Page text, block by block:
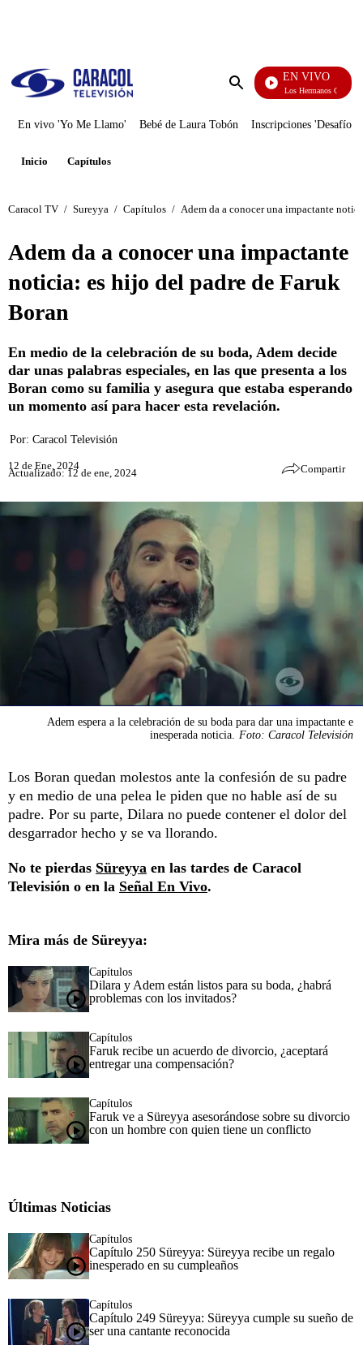
Enviar
EN VIVO
Cuentos De Los Hermanos Grimm
En vivo 'Yo Me Llamo' Bebé de Laura Tobón Inscripciones 'Desafío'
Inicio Capítulos
Caracol TV / Sureyya / Capítulos / Adem da a conocer una impactante
Adem da a conocer una impactante
noticia: es hijo del padre de Faruk
Boran
En medio de la celebración de su boda, Adem decide
dar unas palabras especiales, en las que presenta a los
Boran como su familia y asegura que estaba esperando
un momento así para hacer esta revelación.
Por: Caracol Televisión
12 de Ene, 2024
Actualizado: 12 de ene, 2024 Compartir
Adem espera a la celebración de su boda para dar una impactante e
inesperada noticia.
Foto: Caracol Televisión
Los Boran quedan molestos ante la confesión de su padre
y en medio de una pelea le piden que no hable así de su
padre. Por su parte, Dilara no puede contener el dolor del
desgarrador hecho y se va llorando.
No te pierdas Süreyya en las tardes de Caracol
Televisión o en la Señal En Vivo.
Mira más de Süreyya:
Capítulos
Dilara y Adem están listos para su boda, ¿habrá
problemas con los invitados?
Capítulos
Faruk recibe un acuerdo de divorcio, ¿aceptará
entregar una compensación?
Capítulos
Faruk ve a Süreyya asesorándose sobre su divorcio
con un hombre con quien tiene un conflicto
Últimas Noticias
Capítulos
Capítulo 250 Süreyya: Süreyya recibe un regalo
inesperado en su cumpleaños
Capítulos
Capítulo 249 Süreyya: Süreyya cumple su sueño de
ser una cantante reconocida